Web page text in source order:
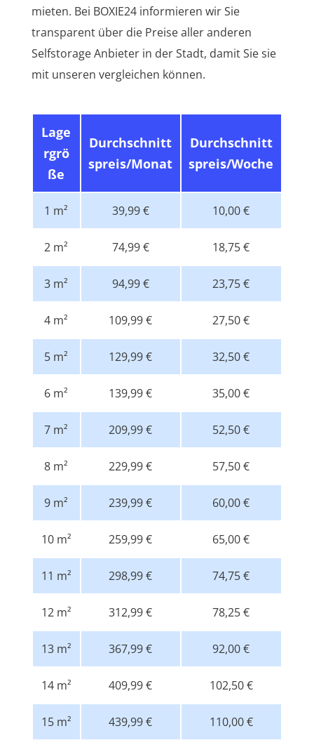
mieten. Bei BOXIE24 informieren wir Sie
transparent über die Preise aller anderen
Selfstorage Anbieter in der Stadt, damit Sie sie
mit unseren vergleichen können.
Lage
rgrö
ße
Durchschnitt
spreis/Monat
Durchschnitt
spreis/Woche
1 m² 39,99 € 10,00 €
2 m² 74,99 € 18,75 €
3 m² 94,99 € 23,75 €
4 m² 109,99 € 27,50 €
5 m² 129,99 € 32,50 €
6 m² 139,99 € 35,00 €
7 m² 209,99 € 52,50 €
8 m² 229,99 € 57,50 €
9 m² 239,99 € 60,00 €
10 m² 259,99 € 65,00 €
11 m² 298,99 € 74,75 €
12 m² 312,99 € 78,25 €
13 m² 367,99 € 92,00 €
14 m² 409,99 € 102,50 €
15 m² 439,99 € 110,00 €